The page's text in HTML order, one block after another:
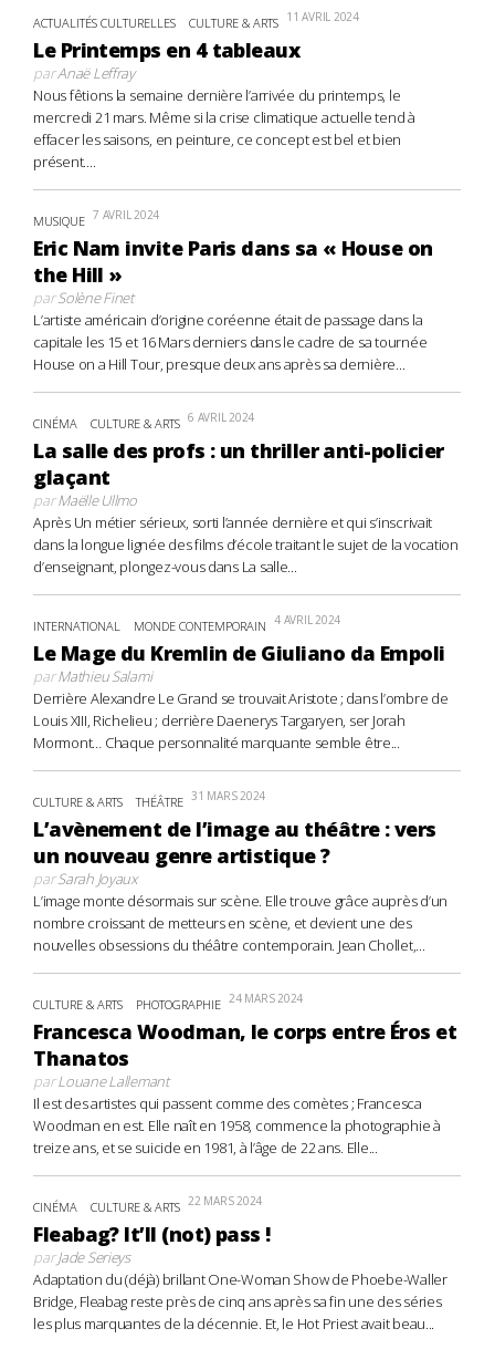
ACTUALITÉS CULTURELLES CULTURE & ARTS 11 AVRIL 2024
Le Printemps en 4 tableaux
parAnaë Leffray
Nous fêtions la semaine dernière l’arrivée du printemps, le
mercredi 21 mars. Même si la crise climatique actuelle tend à
effacer les saisons, en peinture, ce concept est bel et bien
présent....
MUSIQUE 7 AVRIL 2024
Eric Nam invite Paris dans sa « House on
the Hill »
parSolène Finet
L’artiste américain d’origine coréenne était de passage dans la
capitale les 15 et 16 Mars derniers dans le cadre de sa tournée
House on a Hill Tour, presque deux ans après sa dernière...
CINÉMA CULTURE & ARTS 6 AVRIL 2024
La salle des profs : un thriller anti-policier
glaçant
parMaëlle Ullmo
Après Un métier sérieux, sorti l’année dernière et qui s’inscrivait
dans la longue lignée des films d’école traitant le sujet de la vocation
d’enseignant, plongez-vous dans La salle...
INTERNATIONAL MONDE CONTEMPORAIN 4 AVRIL 2024
Le Mage du Kremlin de Giuliano da Empoli
parMathieu Salami
Derrière Alexandre Le Grand se trouvait Aristote ; dans l’ombre de
Louis XIII, Richelieu ; derrière Daenerys Targaryen, ser Jorah
Mormont… Chaque personnalité marquante semble être...
CULTURE & ARTS THÉÂTRE 31 MARS 2024
L’avènement de l’image au théâtre : vers
un nouveau genre artistique ?
parSarah Joyaux
L’image monte désormais sur scène. Elle trouve grâce auprès d’un
nombre croissant de metteurs en scène, et devient une des
nouvelles obsessions du théâtre contemporain. Jean Chollet,...
CULTURE & ARTS PHOTOGRAPHIE 24 MARS 2024
Francesca Woodman, le corps entre Éros et
Thanatos
parLouane Lallemant
Il est des artistes qui passent comme des comètes ; Francesca
Woodman en est. Elle naît en 1958, commence la photographie à
treize ans, et se suicide en 1981, à l’âge de 22 ans. Elle...
CINÉMA CULTURE & ARTS 22 MARS 2024
Fleabag? It’ll (not) pass !
parJade Serieys
Adaptation du (déjà) brillant One-Woman Show de Phoebe-Waller
Bridge, Fleabag reste près de cinq ans après sa fin une des séries
les plus marquantes de la décennie. Et, le Hot Priest avait beau...